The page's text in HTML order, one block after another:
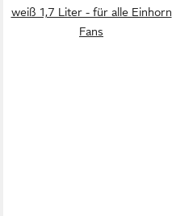
weiß 1,7 Liter - für alle Einhorn
Fans